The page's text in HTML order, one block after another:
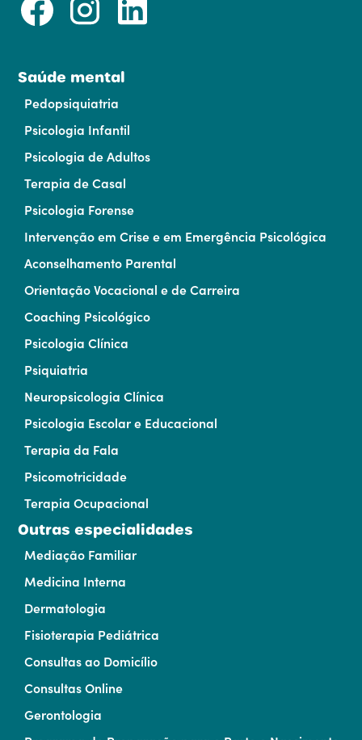
Saúde mental
Pedopsiquiatria
Psicologia Infantil
Psicologia de Adultos
Terapia de Casal
Psicologia Forense
Intervenção em Crise e em Emergência Psicológica
Aconselhamento Parental
Orientação Vocacional e de Carreira
Coaching Psicológico
Psicologia Clínica
Psiquiatria
Neuropsicologia Clínica
Psicologia Escolar e Educacional
Terapia da Fala
Psicomotricidade
Terapia Ocupacional
Outras especialidades
Mediação Familiar
Medicina Interna
Dermatologia
Fisioterapia Pediátrica
Consultas ao Domicílio
Consultas Online
Gerontologia